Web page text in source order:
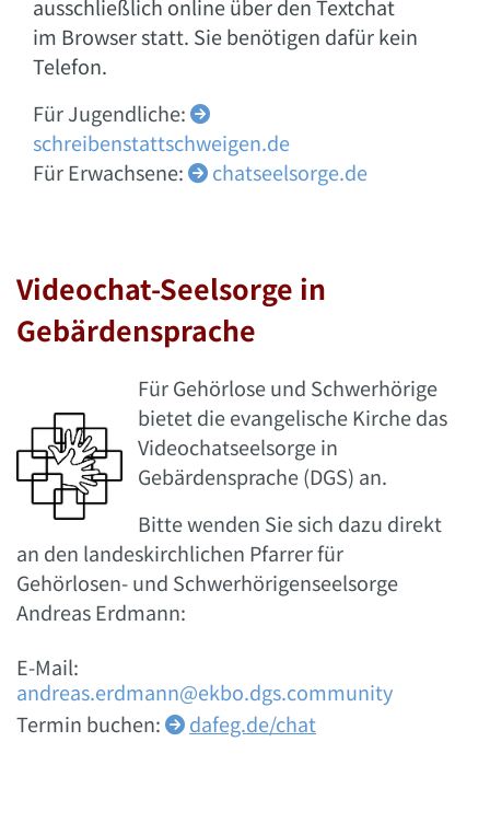
ausschließlich online über den Textchat
im Browser statt. Sie benötigen dafür kein
Telefon.
Für Jugendliche: 
schreibenstattschweigen.de
Für Erwachsene:  chatseelsorge.de
Videochat-Seelsorge in
Gebärdensprache
Für Gehörlose und Schwerhörige
bietet die evangelische Kirche das
Videochatseelsorge in
Gebärdensprache (DGS) an.
Bitte wenden Sie sich dazu direkt
an den landeskirchlichen Pfarrer für
Gehörlosen- und Schwerhörigenseelsorge
Andreas Erdmann:
E-Mail:
andreas.erdmann@ekbo.dgs.community
Termin buchen:  dafeg.de/chat